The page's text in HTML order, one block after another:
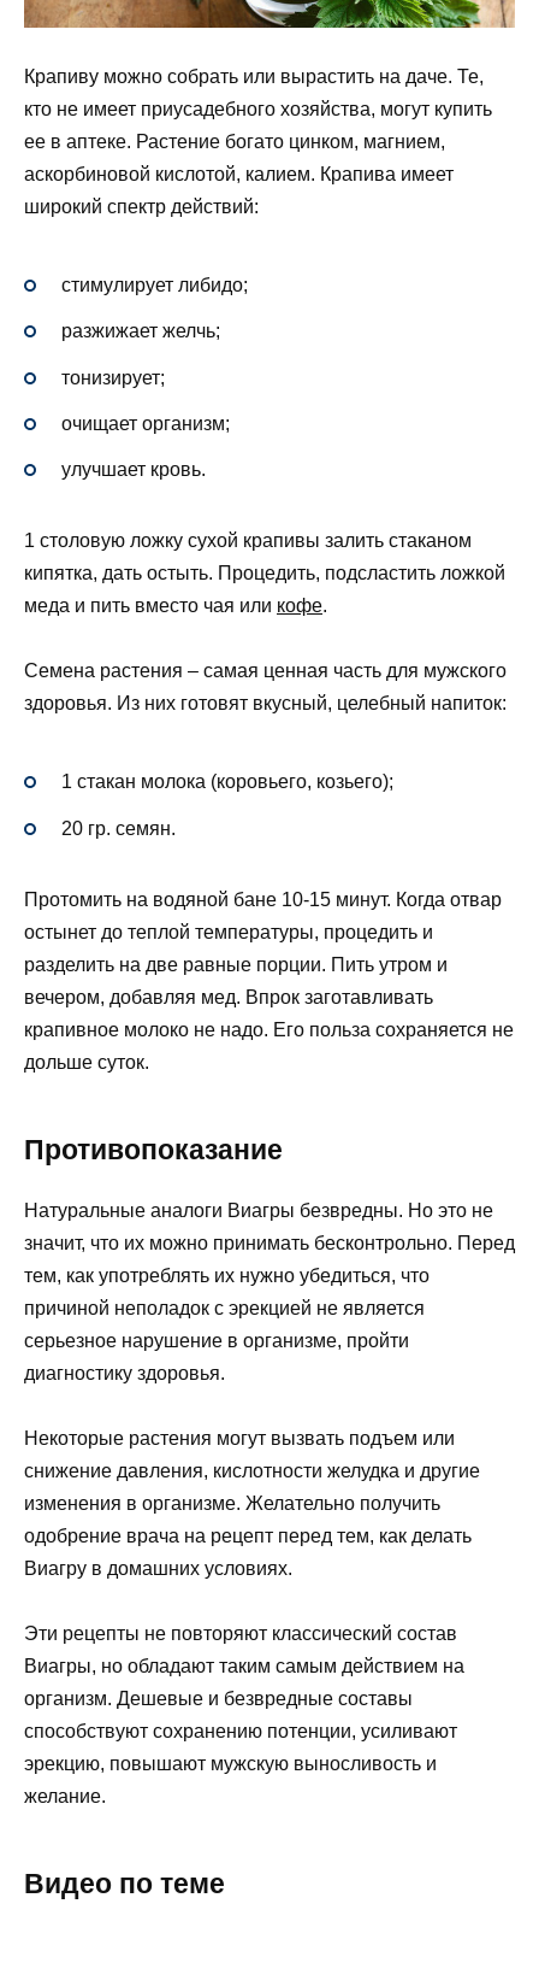
Крапиву можно собрать или вырастить на даче. Те,
кто не имеет приусадебного хозяйства, могут купить
ее в аптеке. Растение богато цинком, магнием,
аскорбиновой кислотой, калием. Крапива имеет
широкий спектр действий:
стимулирует либидо;
разжижает желчь;
тонизирует;
очищает организм;
улучшает кровь.
1 столовую ложку сухой крапивы залить стаканом
кипятка, дать остыть. Процедить, подсластить ложкой
меда и пить вместо чая или кофе.
Семена растения – самая ценная часть для мужского
здоровья. Из них готовят вкусный, целебный напиток:
1 стакан молока (коровьего, козьего);
20 гр. семян.
Протомить на водяной бане 10-15 минут. Когда отвар
остынет до теплой температуры, процедить и
разделить на две равные порции. Пить утром и
вечером, добавляя мед. Впрок заготавливать
крапивное молоко не надо. Его польза сохраняется не
дольше суток.
Противопоказание
Натуральные аналоги Виагры безвредны. Но это не
значит, что их можно принимать бесконтрольно. Перед
тем, как употреблять их нужно убедиться, что
причиной неполадок с эрекцией не является
серьезное нарушение в организме, пройти
диагностику здоровья.
Некоторые растения могут вызвать подъем или
снижение давления, кислотности желудка и другие
изменения в организме. Желательно получить
одобрение врача на рецепт перед тем, как делать
Виагру в домашних условиях.
Эти рецепты не повторяют классический состав
Виагры, но обладают таким самым действием на
организм. Дешевые и безвредные составы
способствуют сохранению потенции, усиливают
эрекцию, повышают мужскую выносливость и
желание.
Видео по теме